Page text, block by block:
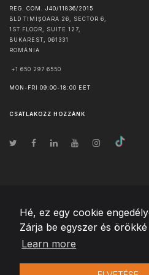
Hé, ez egy cookie
Zárja be egyszer és
Learn more
REG. COM. J40/11836/2015
BLD TIMIȘOARA 26, SECTOR 6,
1ST FLOOR, SUITE 127,
BUKAREST
061331
ROMÁNIA
+1 650 297 6550
MON-FRI 09:00-18:00 EET
CSATLAKOZZ HOZZÁNK
© Szerzői jog2026 Team Extension
Changelog ● Ezen webhely